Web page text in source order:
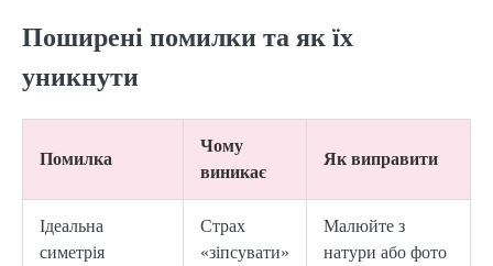
Поширені помилки та як їх
уникнути
Помилка
Чому
виникає
Як виправити
Ідеальна
симетрія
Страх
«зіпсувати»
Малюйте з
натури або фото